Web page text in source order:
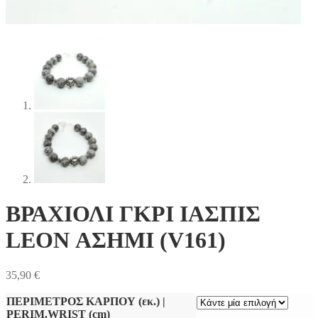
ΒΡΑΧΙΟΛΙ ΓΚΡΙ ΙΑΣΠΙΣ
LEON ΑΣΗΜΙ (V161)
35,90 €
ΠΕΡΙΜΕΤΡΟΣ ΚΑΡΠΟΥ (εκ.) |
PERIM.WRIST (cm)